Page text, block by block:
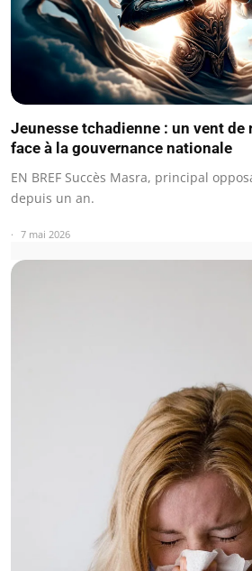
Jeunesse tchadienne : un vent
face à la gouvernance nationale
EN BREF Succès Masra, principal
depuis un an.
7 mai 2026